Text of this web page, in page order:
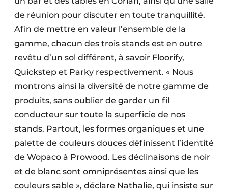
de réunion pour discuter en toute tranquillité.
Afin de mettre en valeur l’ensemble de la
gamme, chacun des trois stands est en outre
revêtu d’un sol différent, à savoir Floorify,
Quickstep et Parky respectivement. « Nous
montrons ainsi la diversité de notre gamme de
produits, sans oublier de garder un fil
conducteur sur toute la superficie de nos
stands. Partout, les formes organiques et une
palette de couleurs douces définissent l’identité
de Wopaco à Prowood. Les déclinaisons de noir
et de blanc sont omniprésentes ainsi que les
couleurs sable », déclare Nathalie, qui insiste sur